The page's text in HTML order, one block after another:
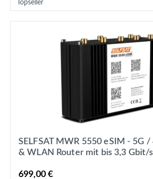
SELFSAT MWR 5550 eSIM - 5G /
& WLAN Router mit bis 3,3 Gbit/s
699,00 €